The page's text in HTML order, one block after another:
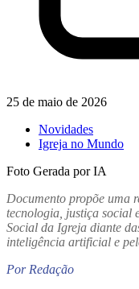
25 de maio de 2026
Novidades
Igreja no Mundo
Foto Gerada por IA
Documento propõe uma
tecnologia, justiça social
Social da Igreja diante
inteligência artificial e
Por Redação